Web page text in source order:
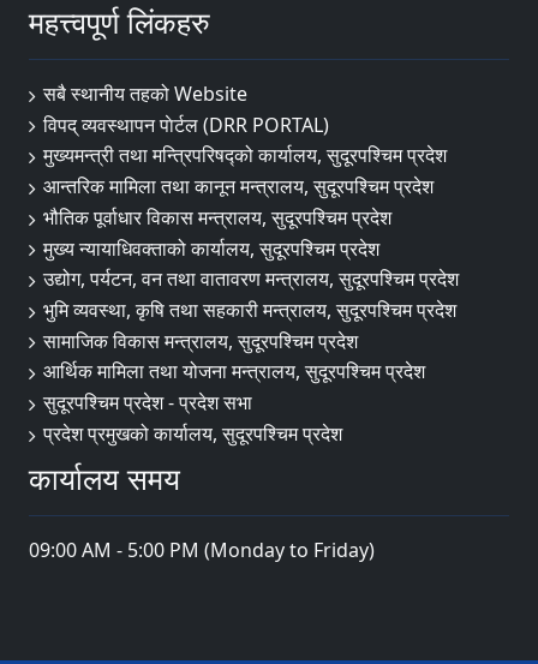
महत्त्वपूर्ण लिंकहरु
सबै स्थानीय तहको Website
विपद् व्यवस्थापन पाेर्टल (DRR PORTAL)
मुख्यमन्त्री तथा मन्त्रिपरिषद्को कार्यालय, सुदूरपश्चिम प्रदेश
आन्तरिक मामिला तथा कानून मन्त्रालय, सुदूरपश्चिम प्रदेश
भौतिक पूर्वाधार विकास मन्त्रालय, सुदूरपश्चिम प्रदेश
मुख्य न्यायाधिवक्ताको कार्यालय, सुदूरपश्चिम प्रदेश
उद्योग, पर्यटन, वन तथा वातावरण मन्त्रालय, सुदूरपश्चिम प्रदेश
भुमि व्यवस्था, कृषि तथा सहकारी मन्त्रालय, सुदूरपश्चिम प्रदेश
सामाजिक विकास मन्त्रालय, सुदूरपश्चिम प्रदेश
आर्थिक मामिला तथा योजना मन्त्रालय, सुदूरपश्चिम प्रदेश
सुदूरपश्चिम प्रदेश - प्रदेश सभा
प्रदेश प्रमुखको कार्यालय, सुदूरपश्चिम प्रदेश
कार्यालय समय
09:00 AM - 5:00 PM (Monday to Friday)